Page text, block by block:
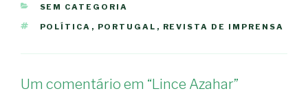
CATEGORIAS
SEM CATEGORIA
ETIQUETAS
POLÍTICA , PORTUGAL , REVISTA DE IMPRENSA
Um comentário em “Lince Azahar”